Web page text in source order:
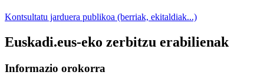
Kontsultatu jarduera publikoa (berriak, ekitaldiak...)
Euskadi.eus-eko zerbitzu erabilienak
Informazio orokorra